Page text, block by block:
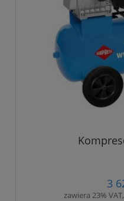
3
zawiera 23%